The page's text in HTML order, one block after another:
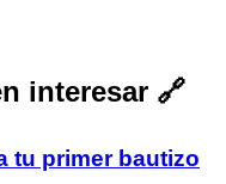
interesar 🔗
tu primer bautizo